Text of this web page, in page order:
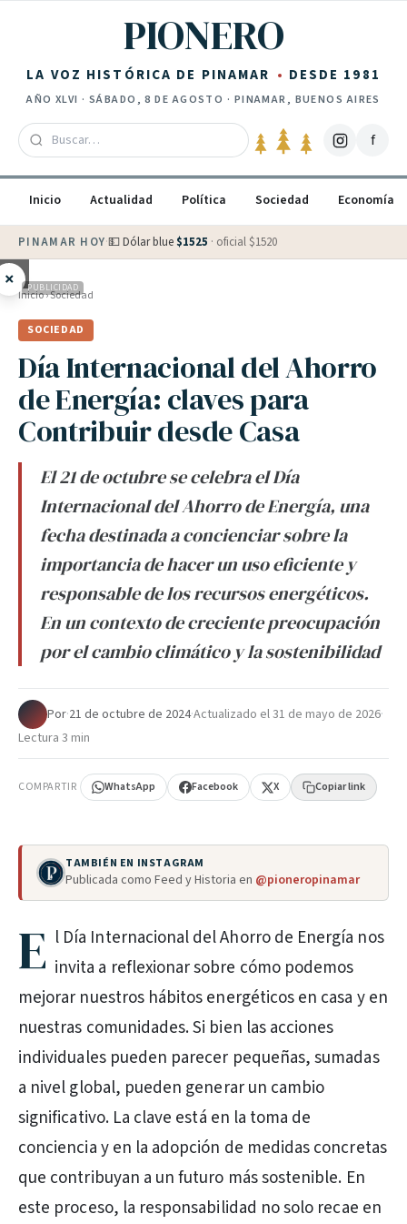
PIONERO
LA VOZ HISTÓRICA DE PINAMAR DESDE 1981
AÑO XLVI · SÁBADO, 8 DE AGOSTO · PINAMAR, BUENOS AIRES
f
Inicio Actualidad Política Sociedad Economía
PINAMAR HOY·💵 Dólar blue $1525 · oficial $1520
× PUBLICIDAD
Inicio›Sociedad
SOCIEDAD
Día Internacional del Ahorro
de Energía: claves para
Contribuir desde Casa
El 21 de octubre se celebra el Día
Internacional del Ahorro de Energía, una
fecha destinada a concienciar sobre la
importancia de hacer un uso eficiente y
responsable de los recursos energéticos.
En un contexto de creciente preocupación
por el cambio climático y la sostenibilidad
Por·21 de octubre de 2024·Actualizado el31 de mayo de 2026·
Lectura 3 min
COMPARTIR WhatsApp Facebook X Copiar link
TAMBIÉN EN INSTAGRAM
Publicada como Feed y Historia en @pioneropinamar
E l Día Internacional del Ahorro de Energía nos
invita a reflexionar sobre cómo podemos
mejorar nuestros hábitos energéticos en casa y en
nuestras comunidades. Si bien las acciones
individuales pueden parecer pequeñas, sumadas
a nivel global, pueden generar un cambio
significativo. La clave está en la toma de
conciencia y en la adopción de medidas concretas
que contribuyan a un futuro más sostenible. En
este proceso, la responsabilidad no solo recae en